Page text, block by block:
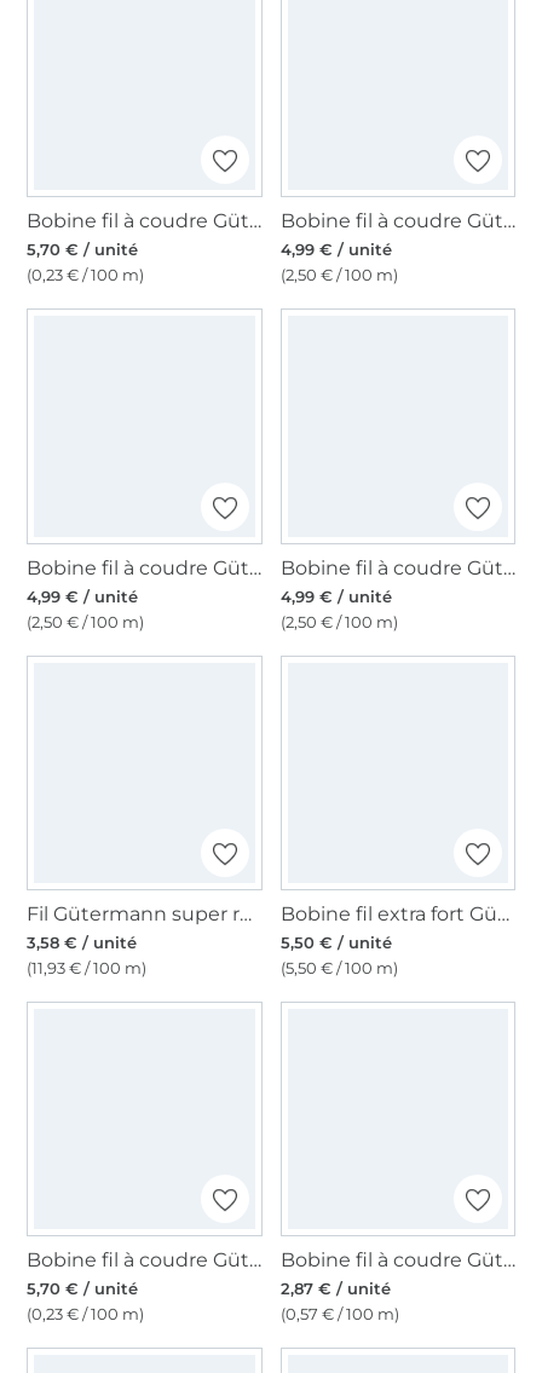
Bobine fil à coudre Gütermann 2500m polyester Toldi Lock, (3010) écru
5,70 € / unité
(0,23 € / 100 m)
Bobine fil à coudre Gütermann 200m polyester, (517) prune
4,99 € / unité
(2,50 € / 100 m)
Bobine fil à coudre Gütermann 200m polyester, (276) bleu clair
4,99 € / unité
(2,50 € / 100 m)
Bobine fil à coudre Gütermann 200m polyester, (662) vieux rose millennial
4,99 € / unité
(2,50 € / 100 m)
Fil Gütermann super résistant 30m polyester, (000) noir
3,58 € / unité
(11,93 € / 100 m)
Bobine fil extra fort Gütermann 100m polyester, (887) or
5,50 € / unité
(5,50 € / 100 m)
Bobine fil à coudre Gütermann 2500m polyester Toldi Lock, (1145) naturel
5,70 € / unité
(0,23 € / 100 m)
Bobine fil à coudre Gütermann 500m polyester Toldi, (417) jaune
2,87 € / unité
(0,57 € / 100 m)